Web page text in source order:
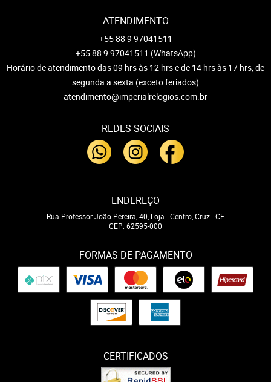
ATENDIMENTO
+55 88 9 97041511
+55 88 9 97041511 (WhatsApp)
Horário de atendimento das 09 hrs às 12 hrs e de 14 hrs às 17 hrs, de
segunda a sexta (exceto feriados)
atendimento@imperialrelogios.com.br
REDES SOCIAIS
ENDEREÇO
Rua Professor João Pereira, 40, Loja -Centro, Cruz-CE
CEP: 62595-000
FORMAS DE PAGAMENTO
CERTIFICADOS